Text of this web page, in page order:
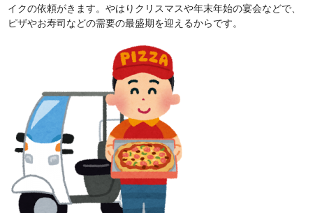
イクの依頼がきます。やはりクリスマスや年末年始の宴会などで、
ピザやお寿司などの需要の最盛期を迎えるからです。